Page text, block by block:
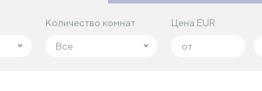
Количество комнат
Все
Цена EUR
Количество комнат
Все
Цена EUR